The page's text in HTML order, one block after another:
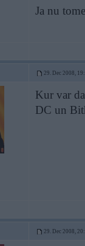
Ja nu
29. Dec 2008,
Kur var
DC un
29. Dec 2008,